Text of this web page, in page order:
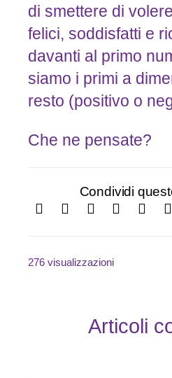
di smettere di
felici, soddisfatti e
davanti al primo
siamo i primi a
resto (positivo o
Che ne pensate?
Condividi
276 visualizzazioni
Articoli